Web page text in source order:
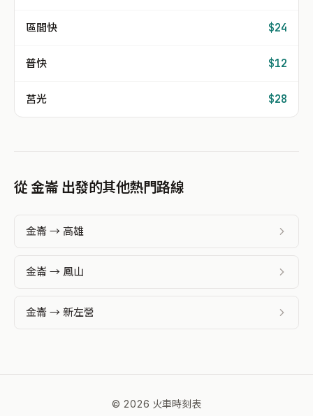
區間快 $24
普快 $12
莒光 $28
從 金崙 出發的其他熱門路線
金崙 → 高雄
金崙 → 鳳山
金崙 → 新左營
© 2026 火車時刻表